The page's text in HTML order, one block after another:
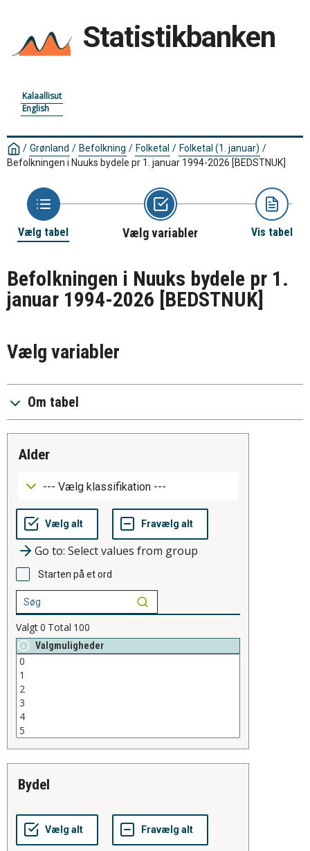
Statistikbanken
Kalaallisut
English
/ Grønland / Befolkning / Folketal / Folketal (1. januar) /
Befolkningen i Nuuks bydele pr 1. januar 1994-2026 [BEDSTNUK]
Vælg tabel Vælg variabler Vis tabel
Befolkningen i Nuuks bydele pr 1.
januar 1994-2026 [BEDSTNUK]
Vælg variabler
Om tabel
alder
Go to: Select values from group
Starten på et ord
Valgt0 Total 100
Valgmuligheder
bydel